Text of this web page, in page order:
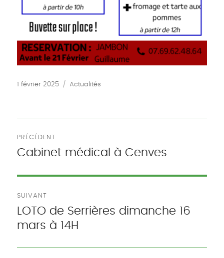
Publié
1 février 2025 Catégories
Actualités
de
PRÉCÉDENT
Publication
Cabinet médical à Cenves
SUIVANT
Publication
suivante :
LOTO de Serrières dimanche 16
mars à 14H